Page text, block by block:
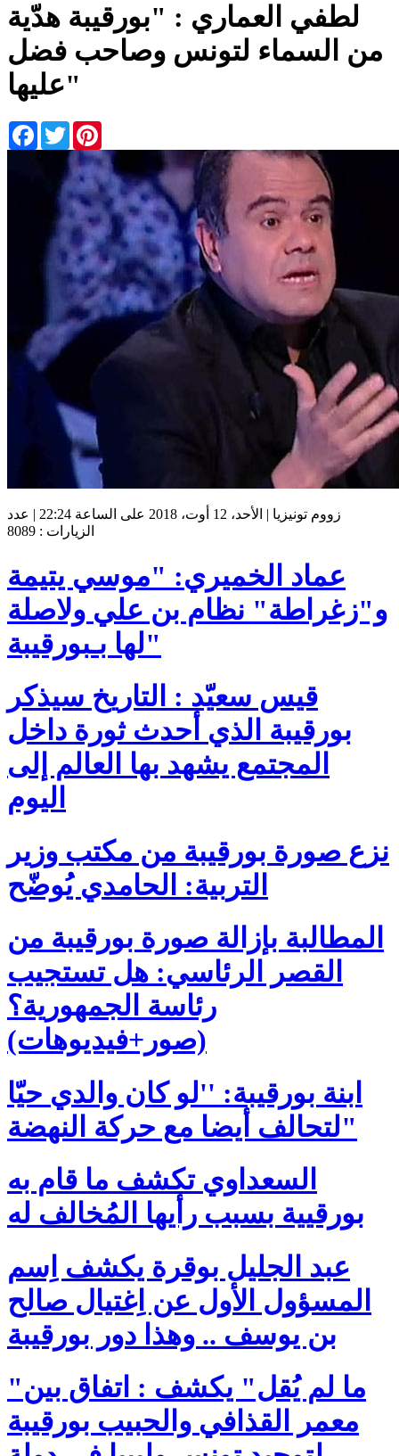
لطفي العماري : "بورقيبة هدّية
من السماء لتونس وصاحب فضل
عليها"
Facebook
Twitter
زووم تونيزيا | الأحد، 12 أوت، 2018 على الساعة 22:24 | عدد
الزيارات : 8089
عماد الخميري: "موسي يتيمة
و"زغراطة" نظام بن علي ولاصلة
لها بـبورقيبة"
قيس سعيّد : التاريخ سيذكر
بورقيبة الذي أحدث ثورة داخل
المجتمع يشهد بها العالم إلى
اليوم
نزع صورة بورقيبة من مكتب وزير
التربية: الحامدي يُوضّح
المطالبة بإزالة صورة بورقيبة من
القصر الرئاسي: هل تستجيب
رئاسة الجمهورية؟
(صور+فيديوهات)
ابنة بورقيبة: ''لو كان والدي حيّا
لتحالف أيضا مع حركة النهضة"
السعداوي تكشف ما قام به
بورقيية بسبب رأيها المُخالف له
عبد الجليل بوقرة يكشف اِسم
المسؤول الأول عن اِغتيال صالح
بن يوسف .. وهذا دور بورقيبة
"ما لم يُقل" يكشف : اتفاق بين
معمر القذافي والحبيب بورقيبة